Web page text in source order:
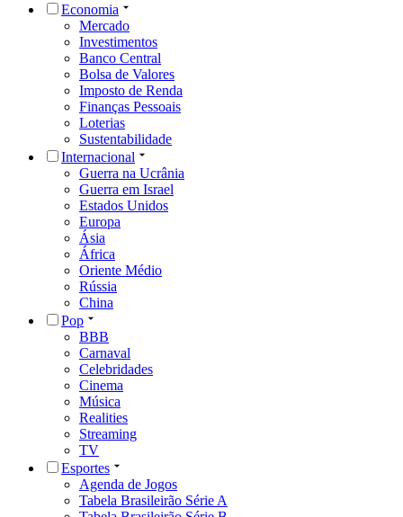
Economia
Mercado
Investimentos
Banco Central
Bolsa de Valores
Imposto de Renda
Finanças Pessoais
Loterias
Sustentabilidade
Internacional
Guerra na Ucrânia
Guerra em Israel
Estados Unidos
Europa
Ásia
África
Oriente Médio
Rússia
China
Pop
BBB
Carnaval
Celebridades
Cinema
Música
Realities
Streaming
TV
Esportes
Agenda de Jogos
Tabela Brasileirão Série A